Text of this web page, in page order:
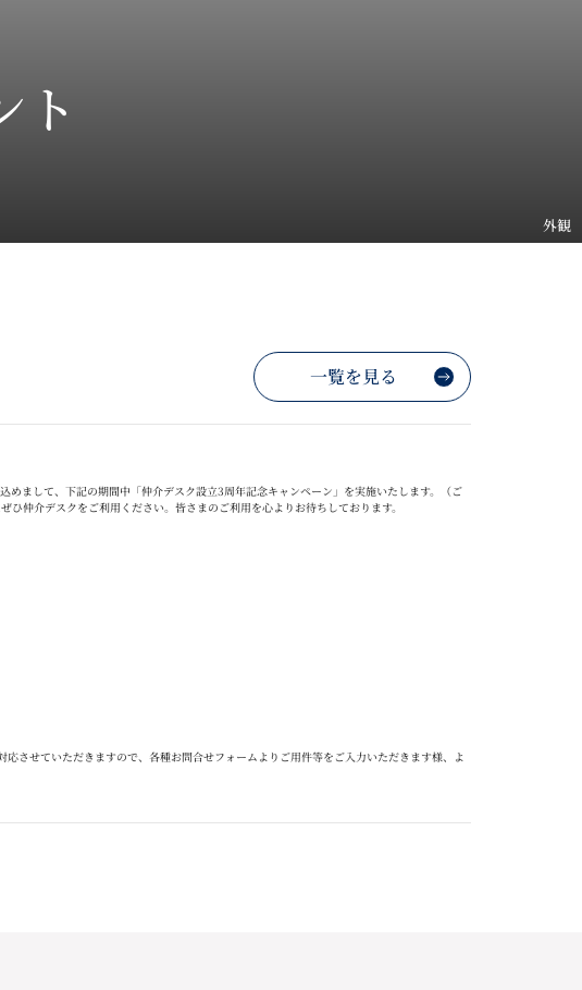
ト
外観
一覧を見る
めまして、下記の期間中「仲介デスク設立3周年記念キャンペーン」を実施いたします。（ご
ひ仲介デスクをご利用ください。 皆さまのご利用を心よりお待ちしております。
応させていただきますので、各種お問合せフォームよりご用件等をご入力いただきます様、よ